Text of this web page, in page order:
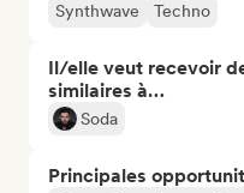
Synthwave
Techno
Il/elle veut recevoir
similaires à…
Soda
Principales